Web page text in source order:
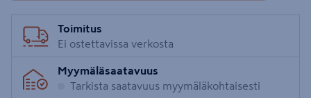
Toimitus
Ei ostettavissa verkosta
Myymäläsaatavuus
Tarkista saatavuus myymäläkohtaisesti